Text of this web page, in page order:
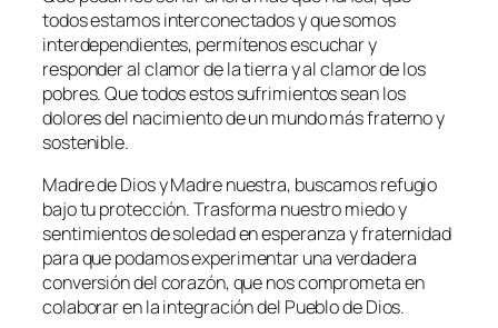
todos estamos interconectados y que somos
interdependientes, permítenos escuchar y
responder al clamor de la tierra y al clamor de los
pobres. Que todos estos sufrimientos sean los
dolores del nacimiento de un mundo más fraterno y
sostenible.
Madre de Dios y Madre nuestra, buscamos refugio
bajo tu protección. Trasforma nuestro miedo y
sentimientos de soledad en esperanza y fraternidad
para que podamos experimentar una verdadera
conversión del corazón, que nos comprometa en
colaborar en la integración del Pueblo de Dios.